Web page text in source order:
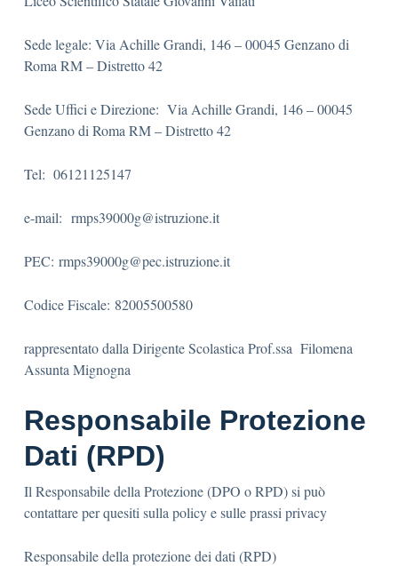
Sede legale: Via Achille Grandi, 146 – 00045 Genzano di
Roma RM – Distretto 42
Sede Uffici e Direzione: Via Achille Grandi, 146 – 00045
Genzano di Roma RM – Distretto 42
Tel: 06121125147
e-mail: rmps39000g@istruzione.it
PEC: rmps39000g@pec.istruzione.it
Codice Fiscale: 82005500580
rappresentato dalla Dirigente Scolastica Prof.ssa Filomena
Assunta Mignogna
Responsabile Protezione
Dati (RPD)
Il Responsabile della Protezione (DPO o RPD) si può
contattare per quesiti sulla policy e sulle prassi privacy
Responsabile della protezione dei dati (RPD)